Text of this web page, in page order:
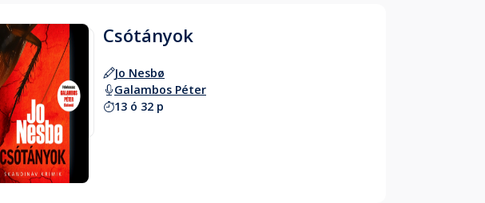
Hallgass bele
Csótányok
Jo Nesbø
Galambos Péter
13 ó 32 p